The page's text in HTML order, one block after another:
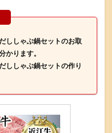
ししゃぶ鍋セットのお取
かります。
ししゃぶ鍋セットの作り